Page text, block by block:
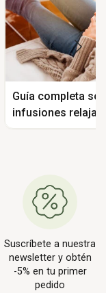
Guía completa
infusiones
para el cuerpo
Suscríbete a nuestra
newsletter y obtén
-5% en tu primer
pedido